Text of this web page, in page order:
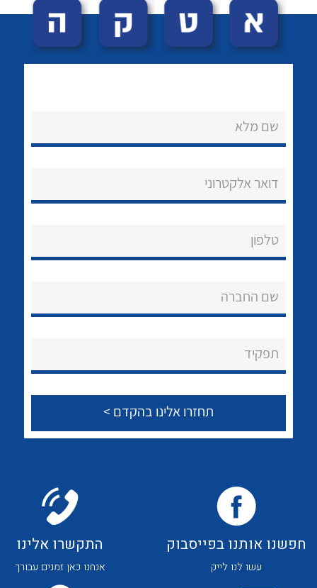
הצוות שלנו
שירותי תמיכה
לכל מוצרי היצרן לכל מוצרי היצרן
שם מלא
דואר אלקטרוני
טלפון
שם החברה
תפקיד
חפשנו אותנו בפייסבוק
עשו לנו לייק
התקשרו אלינו
אנחנו כאן זמנים עבורך